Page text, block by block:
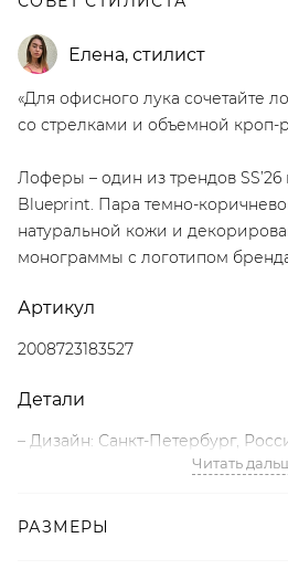
Елена, стилист
«Для офисного лука сочетайте
со стрелками и объемной кроп-
Лоферы – один из трендов
Blueprint. Пара темно-
натуральной кожи и
монограммы с логотипом
Артикул
2008723183527
Детали
– Дизайн: Санкт-Петербург,
– 100% натуральная кожа;
– Темно-коричневый цвет;
Читать
РАЗМЕРЫ